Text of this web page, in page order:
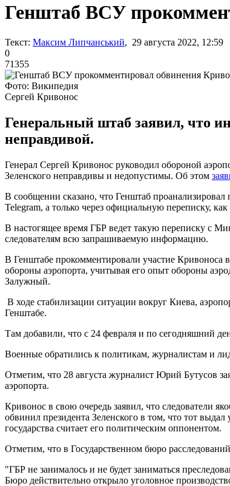
Генштаб ВСУ
Текст: Максим Липчанський, 29 августа 2022, 12:59
0
71355
Фото: Википедия
Сергей Кривонос
Генеральный штаб заявил, что
неправдивой.
Генерал Сергей Кривонос руководил обороной
Зеленского неправдивы и недопустимы. Об этом
В сообщении сказано, что Генштаб
Telegram, а только через официальную переписку,
В настогящее время ГБР ведет такую переписку с
следователям всю запрашиваемую информацию.
В Генштабе прокомментировали участие Кривоноса
обороны аэропорта, учитывая его опыт обороны
Залужный.
В ходе стабилизации ситуации вокруг Киева,
Генштабе.
Там добавили, что с 24 февраля и по сегодняшний
Военные обратились к политикам, журналистам и
Отметим, что 28 августа журналист Юрий Бутусов
аэропорта.
Кривонос в свою очередь заявил, что следователи
обвинил президента Зеленского в том, что тот
государства считает его политическим оппонентом.
Отметим, что в Государственном бюро
"ГБР не занималось и не будет заниматься
Бюро действительно открыло уголовное